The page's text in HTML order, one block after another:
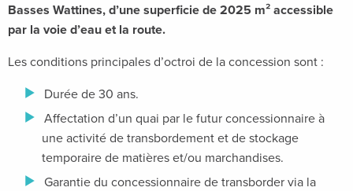
Basses Wattines, d’une superficie de 2025 m² accessible
par la voie d’eau et la route.
Les conditions principales d’octroi de la concession sont :
Durée de 30 ans.
Affectation d’un quai par le futur concessionnaire à
une activité de transbordement et de stockage
temporaire de matières et/ou marchandises.
Garantie du concessionnaire de transborder via la